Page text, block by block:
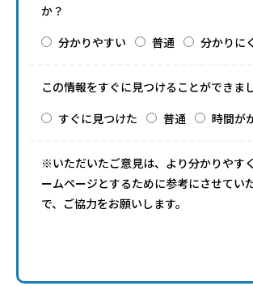
か？
分かりやすい
普通 分かりに
この情報をすぐに見つけることができま
すぐに見つけた
普通 時間が
※いただいたご意見は、より分かりやす
ームページとするために参考にさせてい
で、ご協力をお願いします。